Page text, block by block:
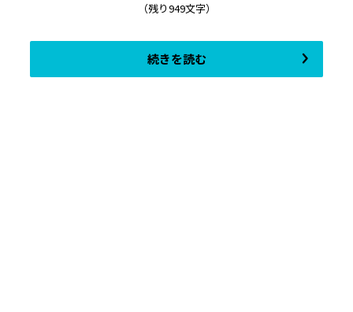
（残り949文字）
続きを読む